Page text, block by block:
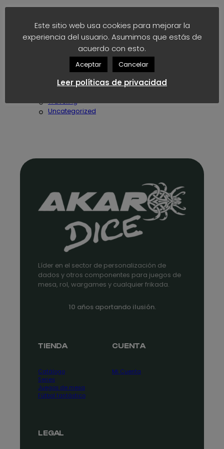
AkaroNews
Fashion
Traveling
Uncategorized
Líder en el sector de personalización de
dados y otros componentes para juegos de
mesa, rol, wargames y cualquier frikada.
10 años aportando ilusión.
TIENDA
Catálogo
Series
Juegos de mesa
Fútbol fantástico
CUENTA
Mi Cuenta
LEGAL
Este sitio web usa cookies para mejorar la
experiencia del usuario. Asumimos que estás de
acuerdo con esto.
Aceptar Cancelar
Leer políticas de privacidad